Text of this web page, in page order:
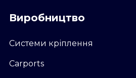
Виробництво
Системи кріплення
Carports